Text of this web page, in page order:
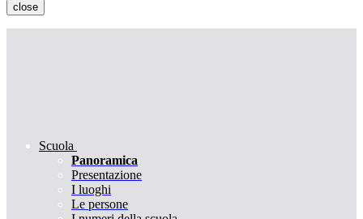
close
Scuola
Panoramica
Presentazione
I luoghi
Le persone